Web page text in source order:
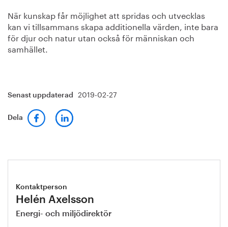
När kunskap får möjlighet att spridas och utvecklas
kan vi tillsammans skapa additionella värden, inte bara
för djur och natur utan också för människan och
samhället.
Senast uppdaterad 2019-02-27
Dela
Kontaktperson
Helén Axelsson
Energi- och miljödirektör